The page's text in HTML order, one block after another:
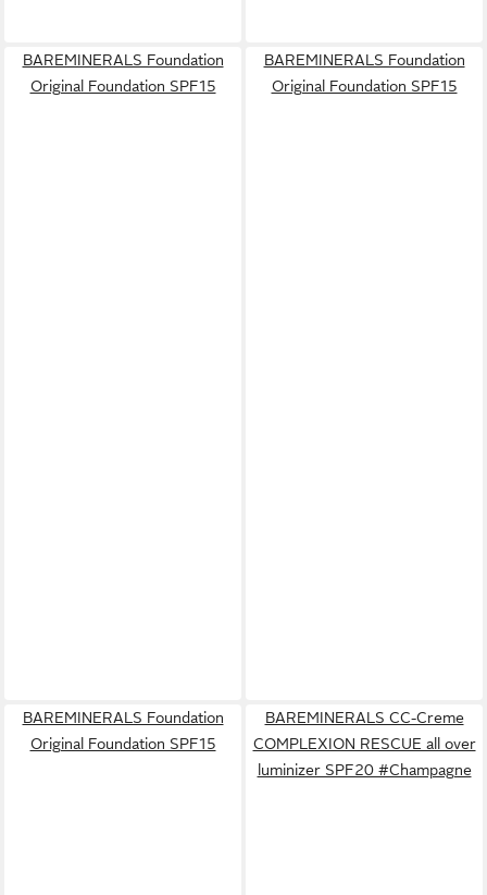
BAREMINERALS Foundation
Original Foundation SPF15
BAREMINERALS Foundation
Original Foundation SPF15
BAREMINERALS Foundation
Original Foundation SPF15
BAREMINERALS CC-Creme
COMPLEXION RESCUE all over
luminizer SPF20 #Champagne